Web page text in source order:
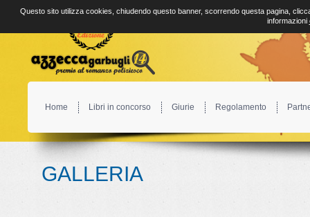
Home Libri in concorso Giurie Regolamento
GALLERIA
Questo sito utilizza cookies, chiudendo questo banner, scorrendo questa pagina,
informazioni